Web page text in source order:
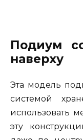
Подиум
наверху
Эта модель
системой
использовать
эту